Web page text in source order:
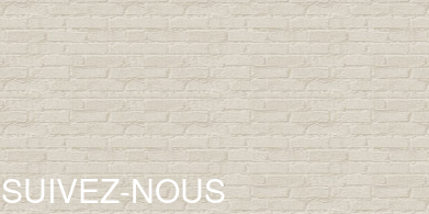
SUIVEZ-NOUS